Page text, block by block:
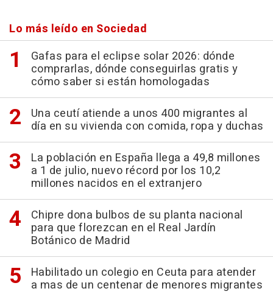
Lo más leído en Sociedad
Gafas para el eclipse solar 2026: dónde
comprarlas, dónde conseguirlas gratis y
cómo saber si están homologadas
Una ceutí atiende a unos 400 migrantes al
día en su vivienda con comida, ropa y duchas
La población en España llega a 49,8 millones
a 1 de julio, nuevo récord por los 10,2
millones nacidos en el extranjero
Chipre dona bulbos de su planta nacional
para que florezcan en el Real Jardín
Botánico de Madrid
Habilitado un colegio en Ceuta para atender
a mas de un centenar de menores migrantes